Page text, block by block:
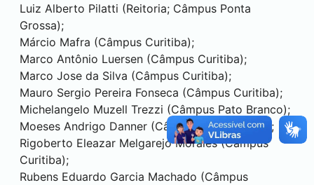
Luiz Alberto Pilatti (Reitoria; Câmpus Ponta
Grossa);
Márcio Mafra (Câmpus Curitiba);
Marco Antônio Luersen (Câmpus Curitiba);
Marco Jose da Silva (Câmpus Curitiba);
Mauro Sergio Pereira Fonseca (Câmpus Curitiba);
Michelangelo Muzell Trezzi (Câmpus Pato Branco);
Moeses Andrigo Danner (CâmpusPato Branco );
Rigoberto Eleazar Melgarejo Morales (Câmpus
Curitiba);
Rubens Eduardo Garcia Machado (Câmpus